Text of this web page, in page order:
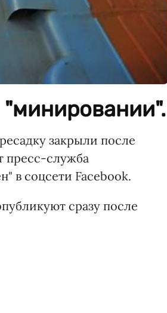
закрыли после
пресс-служба
в соцсети Facebook.
сразу после